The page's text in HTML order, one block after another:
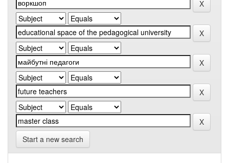
Start a new search